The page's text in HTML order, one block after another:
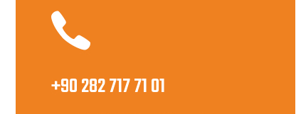
+90 282 717 71 01